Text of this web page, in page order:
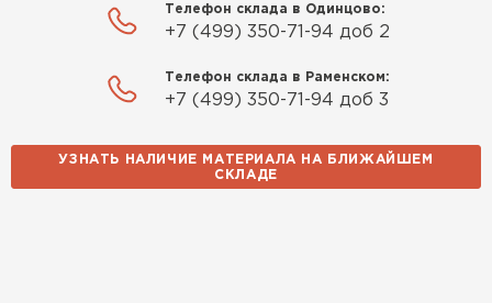
Телефон склада в Одинцово:
+7 (499) 350-71-94 доб 2
Телефон склада в Раменском:
+7 (499) 350-71-94 доб 3
УЗНАТЬ НАЛИЧИЕ МАТЕРИАЛА НА БЛИЖАЙШЕМ
СКЛАДЕ